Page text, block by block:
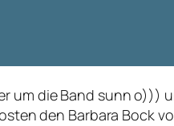
um die Band sunn o)))
den Barbara Bock